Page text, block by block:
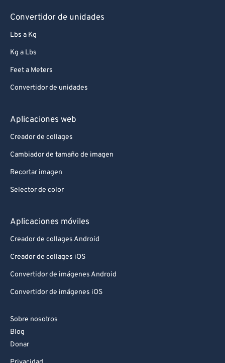
Convertidor de unidades
Lbs a Kg
Kg a Lbs
Feet a Meters
Convertidor de unidades
Aplicaciones web
Creador de collages
Cambiador de tamaño de imagen
Recortar imagen
Selector de color
Aplicaciones móviles
Creador de collages Android
Creador de collages iOS
Convertidor de imágenes Android
Convertidor de imágenes iOS
Sobre nosotros
Blog
Donar